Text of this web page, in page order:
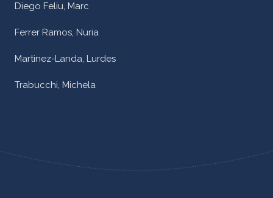
Diego Feliu, Marc
Ferrer Ramos, Nuria
Martinez-Landa, Lurdes
Trabucchi, Michela